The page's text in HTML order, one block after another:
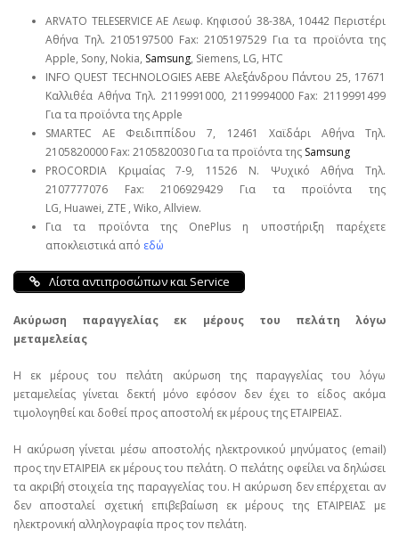
ARVATO TELESERVICE ΑΕ Λεωφ. Κηφισού 38-38Α, 10442 Περιστέρι
Αθήνα Τηλ. 2105197500 Fax: 2105197529 Για τα προϊόντα της
Apple, Sony, Nokia, Samsung, Siemens, LG, HTC
INFO QUEST TECHNOLOGIES ΑΕΒΕ Αλεξάνδρου Πάντου 25, 17671
Καλλιθέα Αθήνα Τηλ. 2119991000, 2119994000 Fax: 2119991499
Για τα προϊόντα της Apple
SMARTEC ΑΕ Φειδιππίδου 7, 12461 Χαϊδάρι Αθήνα Τηλ.
2105820000 Fax: 2105820030 Για τα προϊόντα της Samsung
PROCORDIA Κριμαίας 7-9, 11526 Ν. Ψυχικό Αθήνα Τηλ.
2107777076 Fax: 2106929429 Για τα προϊόντα της
LG, Huawei, ΖΤΕ , Wiko, Allview.
Για τα προϊόντα της OnePlus η υποστήριξη παρέχετε
αποκλειστικά από εδώ
Λίστα αντιπροσώπων και Service
Ακύρωση παραγγελίας εκ μέρους του πελάτη λόγω
μεταμελείας
Η εκ μέρους του πελάτη ακύρωση της παραγγελίας του λόγω
μεταμελείας γίνεται δεκτή μόνο εφόσον δεν έχει το είδος ακόμα
τιμολογηθεί και δοθεί προς αποστολή εκ μέρους της ΕΤΑΙΡΕΙΑΣ.
Η ακύρωση γίνεται μέσω αποστολής ηλεκτρονικού μηνύματος (email)
προς την ΕΤΑΙΡΕΙΑ εκ μέρους του πελάτη. Ο πελάτης οφείλει να δηλώσει
τα ακριβή στοιχεία της παραγγελίας του. Η ακύρωση δεν επέρχεται αν
δεν αποσταλεί σχετική επιβεβαίωση εκ μέρους της ΕΤΑΙΡΕΙΑΣ με
ηλεκτρονική αλληλογραφία προς τον πελάτη.